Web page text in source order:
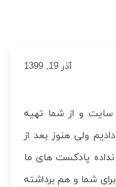
شما تهیه
هنوز بعد از
های ما
هم برداشته